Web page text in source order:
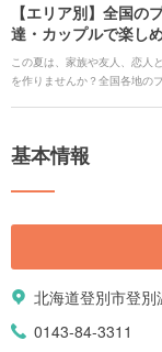
【エリア別】全国の
達・カップルで楽し
この夏は、家族や友人、恋人
を作りませんか？全国各地の
るので、旅の計画に役立てて
ス<b><u>[Relux(リラックス
基本情報
北海道登別市登
0143-84-3311